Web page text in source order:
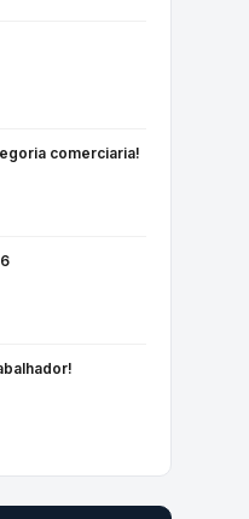
comerciaria!